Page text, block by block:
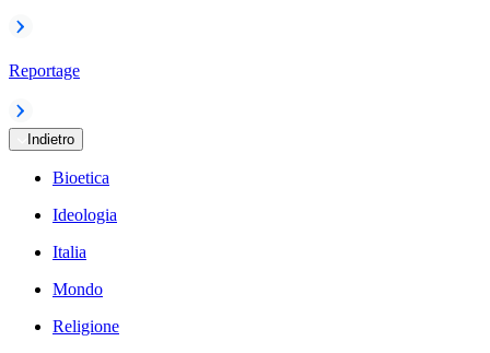
Reportage
Indietro
Bioetica
Ideologia
Italia
Mondo
Religione